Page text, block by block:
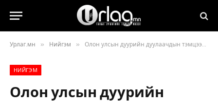
Урлаг.мн » Нийгэм » Олон улсын дуурийн дуулаачдын тэмцээнд Э.Анхбаяр тэргүүн байр эзэллээ
НИЙГЭМ
Олон улсын дуурийн